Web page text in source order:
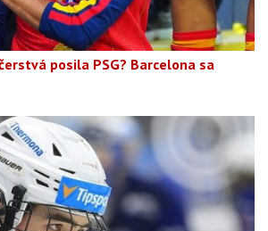
posila PSG? Barcelona sa